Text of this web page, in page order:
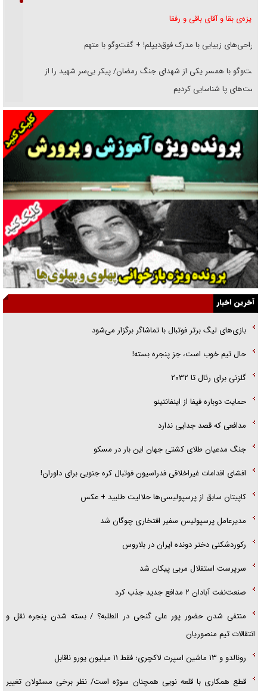
غریزه‌ی بقا و آقای باقی و رفقا
جراحی‌های زیبایی با مدرک فوق‌دیپلم! + گفت‌وگو با متهم
گفت‌وگو با همسر یکی از شهدای جنگ رمضان/ پیکر بی‌سر شهید را از
انگشت‌های پا شناسایی کردیم
نسلی که آنلاین الگو می‌گیرد
گفت‌وگو با آیت‌الله جاودان/ جفای مخالفان مکانت معنوی رهبر شهید را
ارتقا می‌داد
راننده مست به قانون می‌خندد
همه آقای دوربینی شده‌ایم!
قصه ناتمام سرویس مدارس
آیا مقاومت فلسطین خلع‌سلاح می‌شود؟
الگوی وحدت‌آفرین در ادراک سیاست خارجی
گفتگوی دکتر اخوان مدیرمسئول روزنامه جوان با برنامه تلویزیونی «نبرد
هرمز»
امام حسین (ع) کشته سیرت‌های عصر جاهلی شد
فریاد‌ها و ناله‌های دوستان مبارزدلم را آتش می‌زد
آخرین اخبار
بازی‌های لیگ برتر فوتبال با تماشاگر برگزار می‌شود
حال تیم خوب است، جز پنجره بسته!
گلزنی برای رئال تا ۲۰۳۲
حمایت دوباره فیفا از اینفانتینو
مدافعی که قصد جدایی ندارد
جنگ مدعیان طلای کشتی جهان این بار در مسکو
افشای اقدامات غیراخلاقی فدراسیون فوتبال کره جنوبی برای داوران!
کاپیتان سابق از پرسپولیسی‌ها حلالیت طلبید + عکس
مدیرعامل پرسپولیس سفیر افتخاری چوگان شد
رکوردشکنی دختر دونده ایران در بلاروس
سرپرست استقلال مربی پیکان شد
صنعت‌نفت آبادان ۲ مدافع جدید جذب کرد
منتفی شدن حضور پور علی گنجی در الطلبه؟ / بسته شدن پنجره نقل و
انتقالات تیم منصوریان
رونالدو و ۱۳ ماشین اسپرت لاکچری؛ فقط ۱۱ میلیون یورو ناقابل
قطع همکاری با قلعه نویی همچنان سوژه است/ نظر برخی مسئولان تغییر